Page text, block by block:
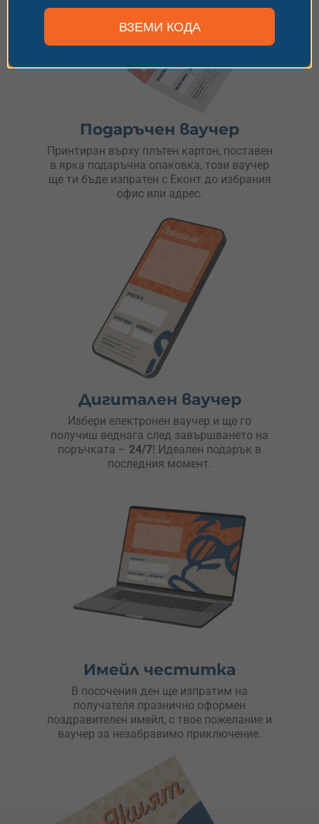
Подаръчен ваучер
Принтиран върху плътен картон, поставен
в ярка подаръчна опаковка, този ваучер
ще ти бъде изпратен с Еконт до избрания
офис или адрес.
Дигитален ваучер
Избери електронен ваучер и ще го
получиш веднага след завършването на
поръчката – 24/7! Идеален подарък в
последния момент.
Имейл честитка
В посочения ден ще изпратим на
получателя празнично оформен
поздравителен имейл, с твое пожелание и
ваучер за незабравимо приключение.
ВЗЕМИ КОДА